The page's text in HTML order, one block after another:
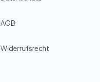
AGB
Widerrufsrecht